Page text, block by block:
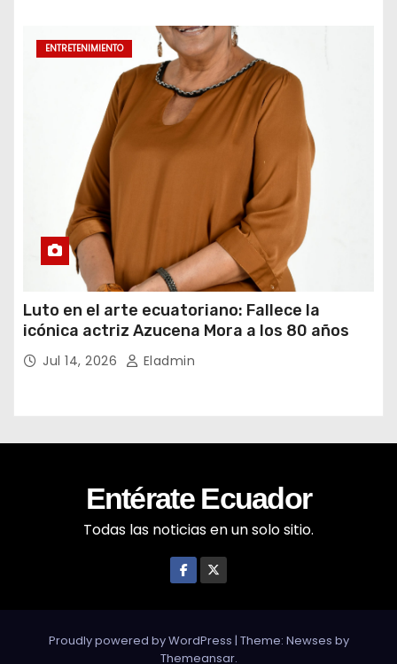
ENTRETENIMIENTO
Luto en el arte ecuatoriano: Fallece la
icónica actriz Azucena Mora a los 80 años
Jul 14, 2026 Eladmin
Entérate Ecuador
Todas las noticias en un solo sitio.
Proudly powered by WordPress | Theme: Newses by
Themeansar.